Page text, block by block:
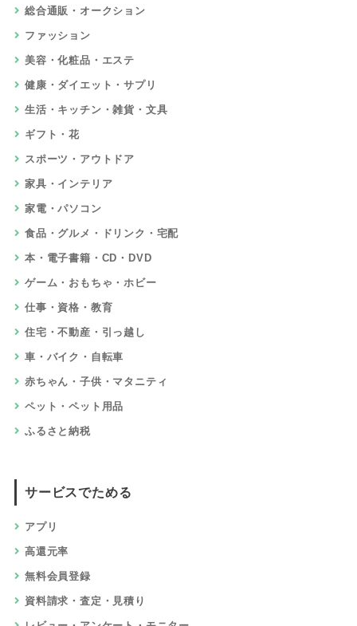
総合通販・オークション
ファッション
美容・化粧品・エステ
健康・ダイエット・サプリ
生活・キッチン・雑貨・文具
ギフト・花
スポーツ・アウトドア
家具・インテリア
家電・パソコン
食品・グルメ・ドリンク・宅配
本・電子書籍・CD・DVD
ゲーム・おもちゃ・ホビー
仕事・資格・教育
住宅・不動産・引っ越し
車・バイク・自転車
赤ちゃん・子供・マタニティ
ペット・ペット用品
ふるさと納税
サービスでためる
アプリ
高還元率
無料会員登録
資料請求・査定・見積り